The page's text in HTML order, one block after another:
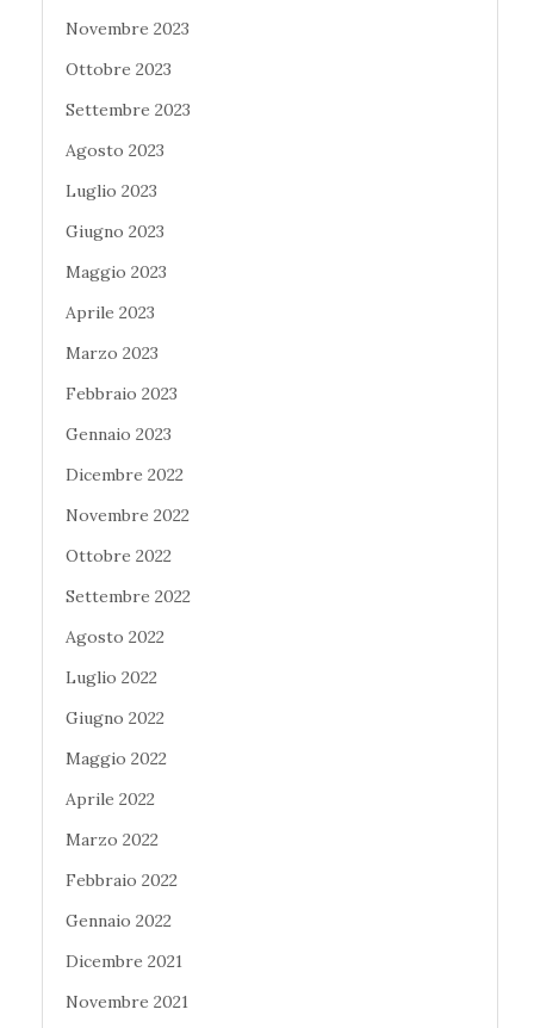
Novembre 2023
Ottobre 2023
Settembre 2023
Agosto 2023
Luglio 2023
Giugno 2023
Maggio 2023
Aprile 2023
Marzo 2023
Febbraio 2023
Gennaio 2023
Dicembre 2022
Novembre 2022
Ottobre 2022
Settembre 2022
Agosto 2022
Luglio 2022
Giugno 2022
Maggio 2022
Aprile 2022
Marzo 2022
Febbraio 2022
Gennaio 2022
Dicembre 2021
Novembre 2021